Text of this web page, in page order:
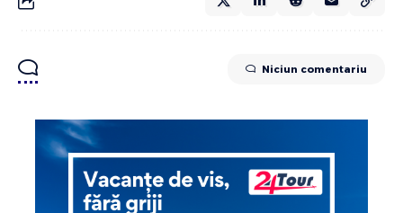
Niciun comentariu